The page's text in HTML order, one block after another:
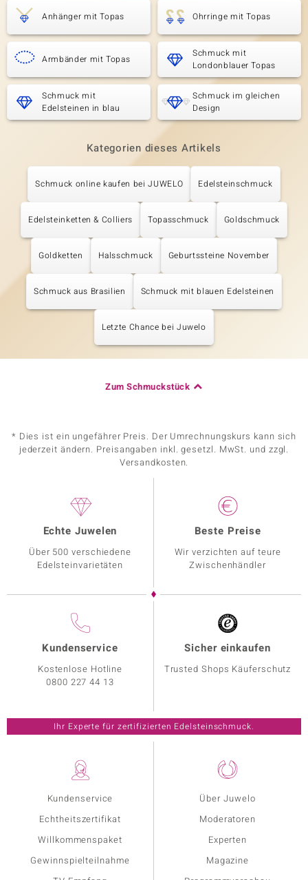
Anhänger mit Topas Ohrringe mit Topas
Armbänder mit Topas
Schmuck mit
Londonblauer Topas
Schmuck mit
Edelsteinen in blau
Schmuck im gleichen
Design
Kategorien dieses Artikels
Schmuck online kaufen bei JUWELO Edelsteinschmuck
Edelsteinketten & Colliers Topasschmuck Goldschmuck
Goldketten Halsschmuck Geburtssteine November
Schmuck aus Brasilien Schmuck mit blauen Edelsteinen
Letzte Chance bei Juwelo
Zum Schmuckstück
* Dies ist ein ungefährer Preis. Der Umrechnungskurs kann sich
jederzeit ändern. Preisangaben inkl. gesetzl. MwSt. und zzgl.
Versandkosten.
Kundenservice
Echtheitszertifikat
Willkommenspaket
Gewinnspielteilnahme
Über Juwelo
Moderatoren
Experten
Magazine
Echte Juwelen
Über 500 verschiedene
Edelsteinvarietäten
Beste Preise
Wir verzichten auf teure
Zwischenhändler
Kundenservice
Kostenlose Hotline
0800 227 44 13
Sicher einkaufen
Trusted Shops Käuferschutz
Ihr Experte für zertifizierten Edelsteinschmuck.